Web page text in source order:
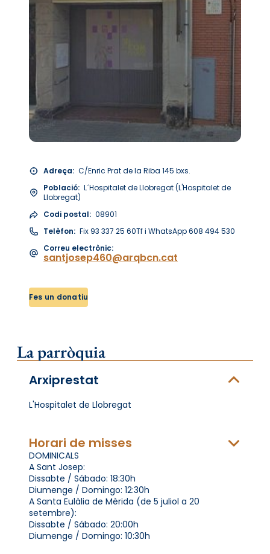
Adreça: C/Enric Prat de la Riba 145 bxs.
Població: L´Hospitalet de Llobregat (L'Hospitalet de
Llobregat)
Codi postal: 08901
Telèfon: Fix 93 337 25 60Tf i WhatsApp 608 494 530
Correu electrònic:
santjosep460@arqbcn.cat
Fes un donatiu
La parròquia
Arxiprestat
L'Hospitalet de Llobregat
Horari de misses
DOMINICALS
A Sant Josep:
Dissabte / Sábado: 18:30h
Diumenge / Domingo: 12:30h
A Santa Eulàlia de Mèrida (de 5 juliol a 20
setembre):
Dissabte / Sábado: 20:00h
Diumenge / Domingo: 10:30h